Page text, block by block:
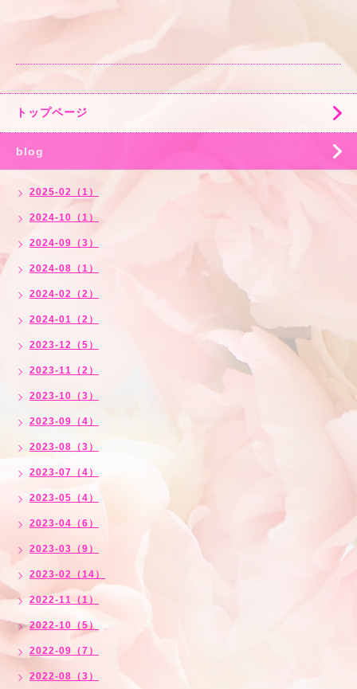
トップページ
blog
2025-02（1）
2024-10（1）
2024-09（3）
2024-08（1）
2024-02（2）
2024-01（2）
2023-12（5）
2023-11（2）
2023-10（3）
2023-09（4）
2023-08（3）
2023-07（4）
2023-05（4）
2023-04（6）
2023-03（9）
2023-02（14）
2022-11（1）
2022-10（5）
2022-09（7）
2022-08（3）